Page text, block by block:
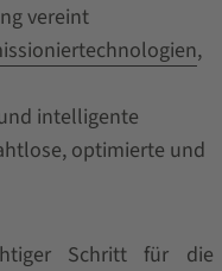
vereint
,
intelligente
optimierte und
Schritt für die